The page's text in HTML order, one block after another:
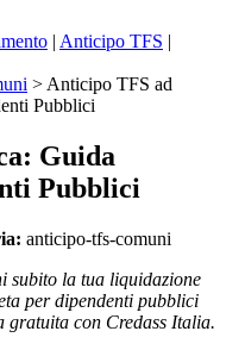
| Anticipo TFS |
> Anticipo TFS ad
Pubblici
Guida
Pubblici
anticipo-tfs-comuni
subito la tua liquidazione
per dipendenti pubblici
gratuita con Credass Italia.